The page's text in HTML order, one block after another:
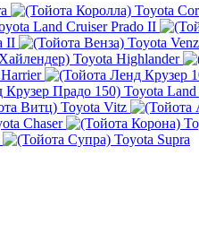
Toyota
Land Cruiser Prado II
II
Toyota
Toyota Highlander
Toyota
Toyota Vitz
Chaser
Toyota Supra